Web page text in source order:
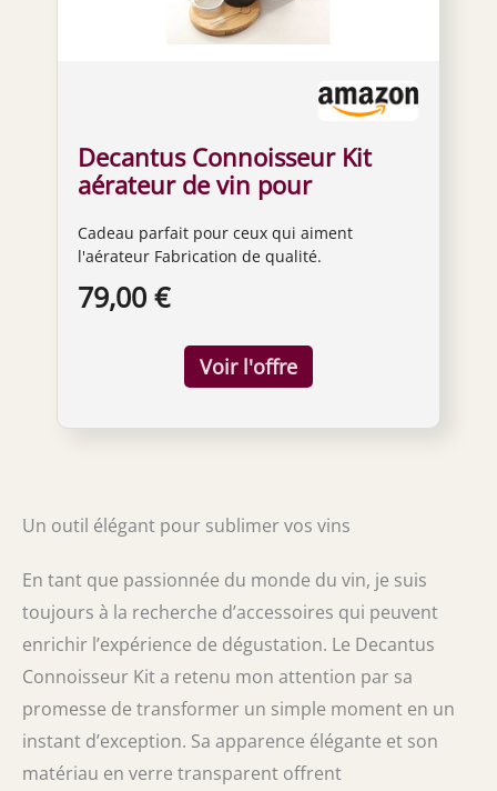
Decantus Connoisseur Kit
aérateur de vin pour
Cadeau parfait pour ceux qui aiment
l'aérateur Fabrication de qualité.
79,00 €
Un outil élégant pour sublimer vos vins
En tant que passionnée du monde du vin, je suis
toujours à la recherche d’accessoires qui peuvent
enrichir l’expérience de dégustation. Le Decantus
Connoisseur Kit a retenu mon attention par sa
promesse de transformer un simple moment en un
instant d’exception. Sa apparence élégante et son
matériau en verre transparent offrent